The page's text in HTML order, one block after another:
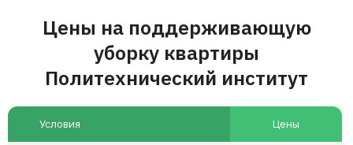
Цены на поддерживающую
уборку квартиры
Политехнический институт
Условия Цены